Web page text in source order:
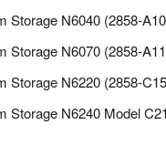
日报
报
Storage N6040 (2858-
Storage N6070 (2858-
Storage N6220 (2858-
Storage N6240 Model